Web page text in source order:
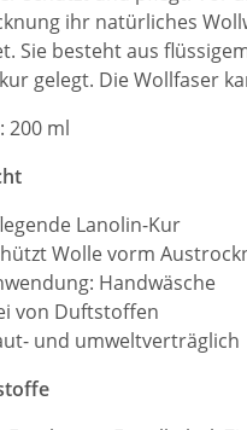
ihr natürliches
Sie besteht aus
gelegt. Die Wollfaser
200 ml
Lanolin-Kur
Wolle vorm
Handwäsche
von Duftstoffen
und umweltverträglich